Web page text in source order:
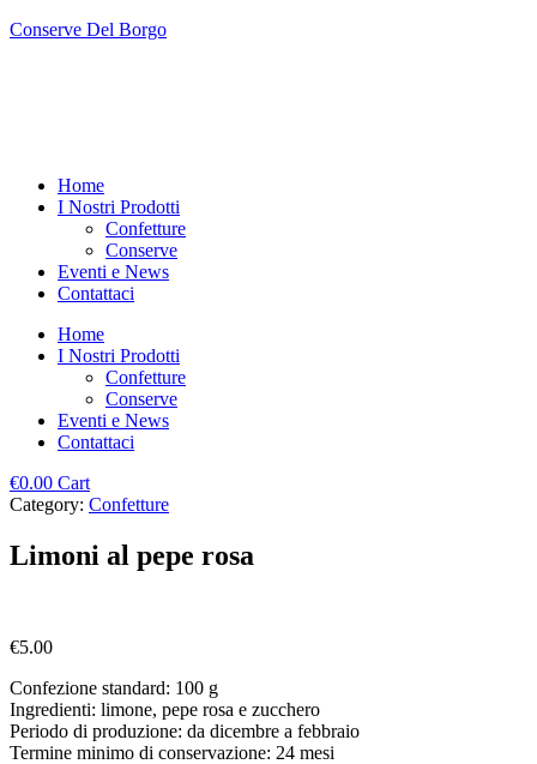
Conserve Del Borgo
Home
I Nostri Prodotti
Confetture
Conserve
Eventi e News
Contattaci
Home
I Nostri Prodotti
Confetture
Conserve
Eventi e News
Contattaci
€0.00 Cart
Category: Confetture
Limoni al pepe rosa
€5.00
Confezione standard: 100 g
Ingredienti: limone, pepe rosa e zucchero
Periodo di produzione: da dicembre a febbraio
Termine minimo di conservazione: 24 mesi